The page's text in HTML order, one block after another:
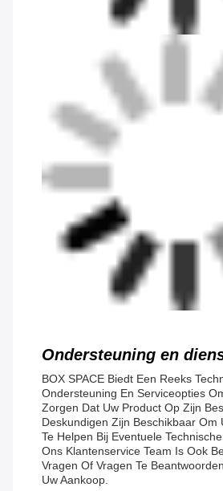
Ondersteuning en
BOX SPACE Biedt Een Reeks
Ondersteuning En Serviceopties
Zorgen Dat Uw Product Op Zijn
Deskundigen Zijn Beschikbaar Om
Te Helpen Bij Eventuele
Ons Klantenservice Team Is Ook
Vragen Of Vragen Te
Uw Aankoop.